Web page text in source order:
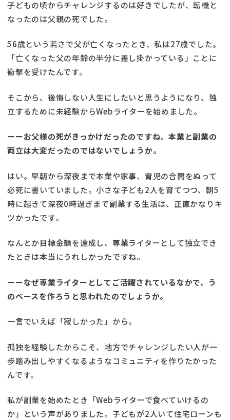
子どもの頃からチャレンジするのは好きでしたが、転機と
なったのは父親の死でした。
56歳という若さで父が亡くなったとき、私は27歳でした。
「亡くなった父の年齢の半分に差し掛かっている」ことに
衝撃を受けたんです。
そこから、後悔しない人生にしたいと思うようになり、独
立するために未経験からWebライターを始めました。
ーーお父様の死がきっかけだったのですね。本業と副業の
両立は大変だったのではないでしょうか。
はい。早朝から深夜まで本業や家事、育児の合間をぬって
必死に書いていました。小さな子ども2人を育てつつ、朝5
時に起きて深夜0時過ぎまで副業する生活は、正直かなりキ
ツかったです。
なんとか目標金額を達成し、専業ライターとして独立でき
たときは本当にうれしかったですね。
ーーなぜ専業ライターとしてご活躍されているなかで、う
のベースを作ろうと思われたのでしょうか。
一言でいえば「寂しかった」から。
孤独を経験したからこそ、地方でチャレンジしたい人が一
歩踏み出しやすくなるようなコミュニティを作りたかった
んです。
私が副業を始めたとき「Webライターで食べていけるの
か」という声がありました。子どもが2人いて住宅ローンも